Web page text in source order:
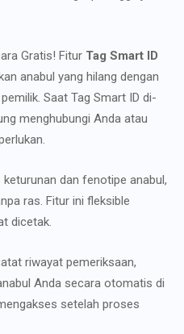
Gratis! Fitur Tag Smart ID
anabul yang hilang dengan
Saat Tag Smart ID di-
menghubungi Anda atau
dan fenotipe anabul,
ras. Fitur ini fleksible
dicetak.
riwayat pemeriksaan,
Anda secara otomatis di
setelah proses